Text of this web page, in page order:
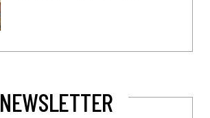
NEWSLETTER